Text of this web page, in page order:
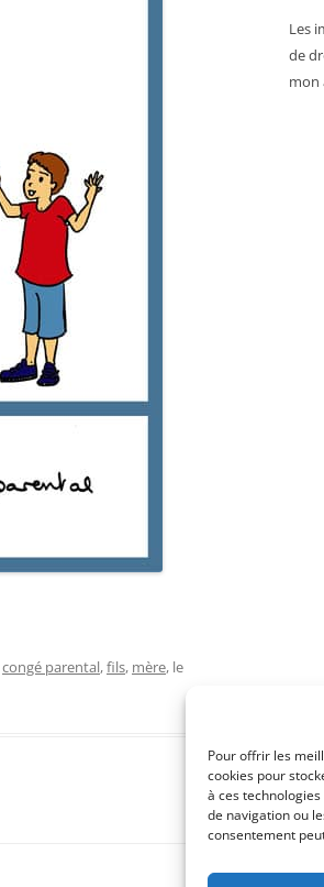
Pour offrir les
cookies pour
à ces
de navigation ou
consentement
congé parental,fils, mère, le
Les
de
mon